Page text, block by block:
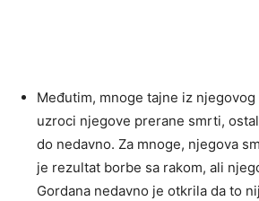
Međutim, mnoge tajne iz
uzroci njegove prerane smrti,
do nedavno. Za mnoge, njegova
je rezultat borbe sa rakom, ali
Gordana nedavno je otkrila da to